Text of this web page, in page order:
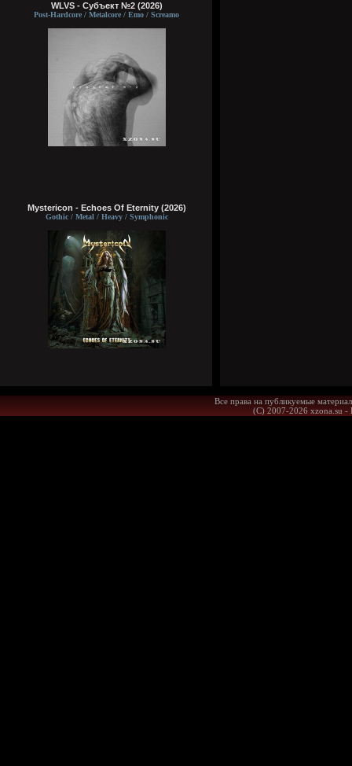
WLVS - Субъект №2 (2026)
Post-Hardcore / Metalcore / Emo / Screamo
Mystericon - Echoes Of Eternity (2026)
Gothic / Metal / Heavy / Symphonic
Все права на публикуемые
(С) 2007-2026 xzona.su -